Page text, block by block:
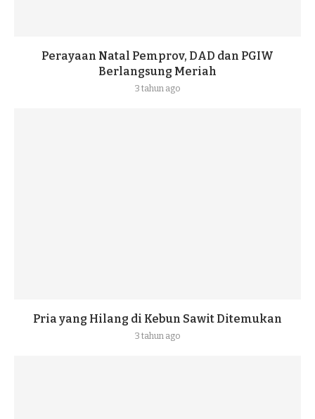
Perayaan Natal Pemprov, DAD dan PGIW
Berlangsung Meriah
3 tahun ago
Pria yang Hilang di Kebun Sawit Ditemukan
3 tahun ago